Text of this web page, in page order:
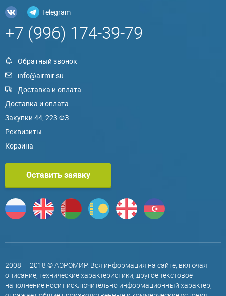
Telegram
+7 (996) 174-39-79
Обратный звонок
info@airmir.su
Доставка и оплата
Доставка и оплата
Закупки 44, 223 ФЗ
Реквизиты
Корзина
Оставить заявку
2008 — 2018 © АЭРОМИР. Вся информация на сайте, включая
описание, технические характеристики, другое текстовое
наполнение носит исключительно информационный характер,